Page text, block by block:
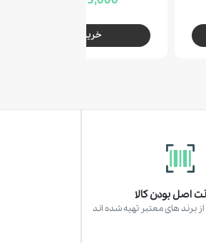
خرید کنید
اصل بودن کالا
برند های معتبر تهیه شده اند